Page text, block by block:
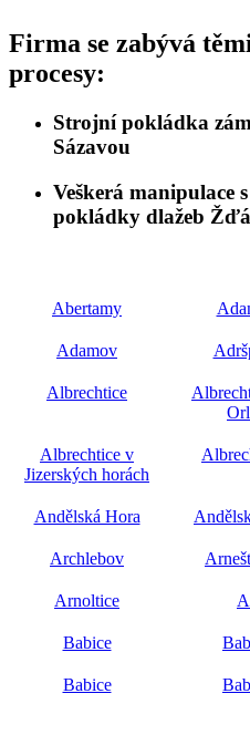
Firma se zabývá
procesy:
Strojní pokládka
Sázavou
Veškerá manipulace
pokládky dlažeb
Abertamy
Adamov
Albrechtice
Albrechtice v
Jizerských horách
Andělská Hora
Archlebov
Arnoltice
Babice
Babice